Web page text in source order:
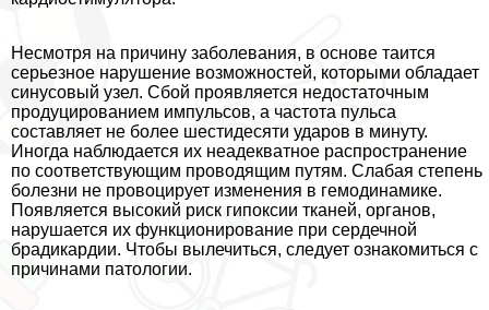
Несмотря на причину заболевания, в основе таится
серьезное нарушение возможностей, которыми обладает
синусовый узел. Сбой проявляется недостаточным
продуцированием импульсов, а частота пульса
составляет не более шестидесяти ударов в минуту.
Иногда наблюдается их неадекватное распространение
по соответствующим проводящим путям. Слабая степень
болезни не провоцирует изменения в гемодинамике.
Появляется высокий риск гипоксии тканей, органов,
нарушается их функционирование при сердечной
брадикардии. Чтобы вылечиться, следует ознакомиться с
причинами патологии.